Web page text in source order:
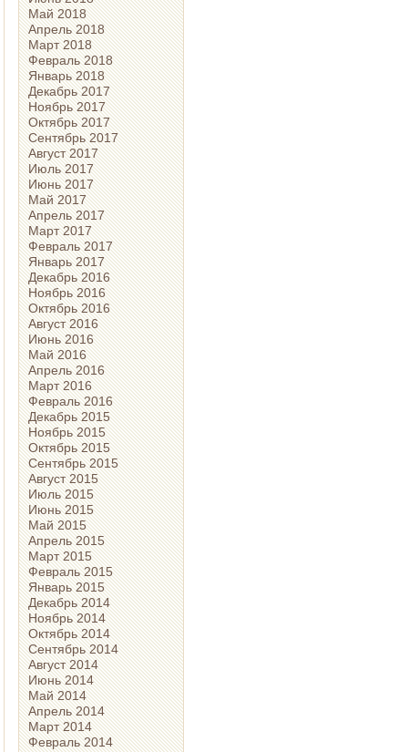
Май 2018
Апрель 2018
Март 2018
Февраль 2018
Январь 2018
Декабрь 2017
Ноябрь 2017
Октябрь 2017
Сентябрь 2017
Август 2017
Июль 2017
Июнь 2017
Май 2017
Апрель 2017
Март 2017
Февраль 2017
Январь 2017
Декабрь 2016
Ноябрь 2016
Октябрь 2016
Август 2016
Июнь 2016
Май 2016
Апрель 2016
Март 2016
Февраль 2016
Декабрь 2015
Ноябрь 2015
Октябрь 2015
Сентябрь 2015
Август 2015
Июль 2015
Июнь 2015
Май 2015
Апрель 2015
Март 2015
Февраль 2015
Январь 2015
Декабрь 2014
Ноябрь 2014
Октябрь 2014
Сентябрь 2014
Август 2014
Июнь 2014
Май 2014
Апрель 2014
Март 2014
Февраль 2014